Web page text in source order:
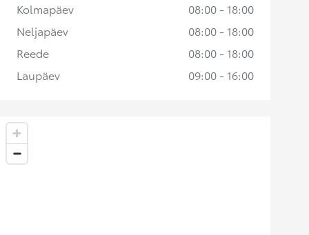
Kolmapäev
08:00 - 18:00
Neljapäev
08:00 - 18:00
Reede
08:00 - 18:00
Laupäev
09:00 - 16:00